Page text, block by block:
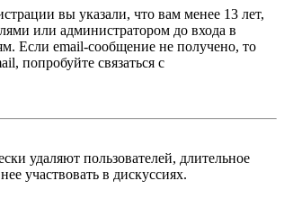
вы указали, что вам менее 13 лет,
или администратором до входа в
Если email-сообщение не получено, то
попробуйте связаться с
удаляют пользователей, длительное
участвовать в дискуссиях.